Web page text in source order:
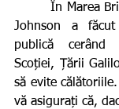
         În Marea Britanie, premierul Boris
Johnson a
publică cerând
Scoției, Țării
să evite
vă asigurați că,